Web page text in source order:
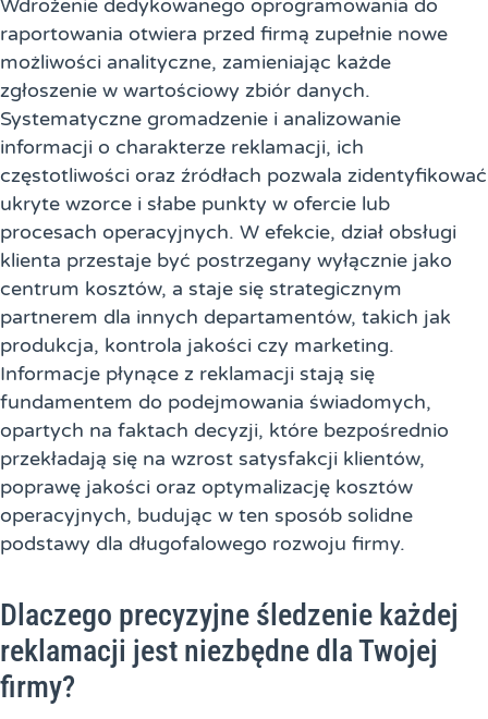
Wdrożenie dedykowanego oprogramowania do
raportowania otwiera przed firmą zupełnie nowe
możliwości analityczne, zamieniając każde
zgłoszenie w wartościowy zbiór danych.
Systematyczne gromadzenie i analizowanie
informacji o charakterze reklamacji, ich
częstotliwości oraz źródłach pozwala zidentyfikować
ukryte wzorce i słabe punkty w ofercie lub
procesach operacyjnych. W efekcie, dział obsługi
klienta przestaje być postrzegany wyłącznie jako
centrum kosztów, a staje się strategicznym
partnerem dla innych departamentów, takich jak
produkcja, kontrola jakości czy marketing.
Informacje płynące z reklamacji stają się
fundamentem do podejmowania świadomych,
opartych na faktach decyzji, które bezpośrednio
przekładają się na wzrost satysfakcji klientów,
poprawę jakości oraz optymalizację kosztów
operacyjnych, budując w ten sposób solidne
podstawy dla długofalowego rozwoju firmy.
Dlaczego precyzyjne śledzenie każdej
reklamacji jest niezbędne dla Twojej
firmy?